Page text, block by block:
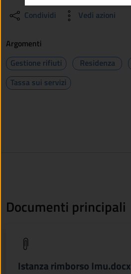
Condividi Vedi azioni
Argomenti
Gestione rifiuti
Residenza
Tassa sui servizi
Documenti principali
Istanza rimborso Imu.docx
(apre in un'altra scheda).